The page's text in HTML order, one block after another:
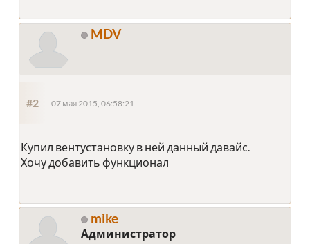
MDV
#2 07 мая 2015, 06:58:21
Купил вентустановку в ней данный давайс.
Хочу добавить функционал
mike
Администратор